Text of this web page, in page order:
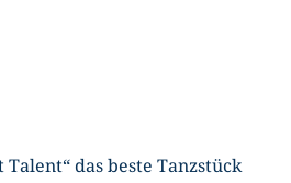
Talent“ das beste Tanzstück